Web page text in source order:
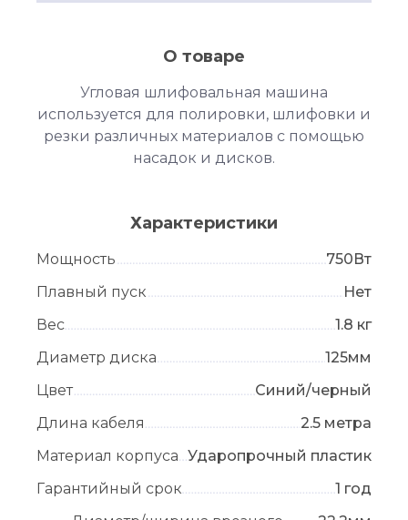
О товаре
Угловая шлифовальная машина
используется для полировки, шлифовки и
резки различных материалов с помощью
насадок и дисков.
Характеристики
Мощность
750Вт
Плавный пуск
Нет
Вес
1.8 кг
Диаметр диска
125мм
Цвет
Синий/черный
Длина кабеля
2.5 метра
Материал корпуса Ударопрочный пластик
Гарантийный срок
1 год